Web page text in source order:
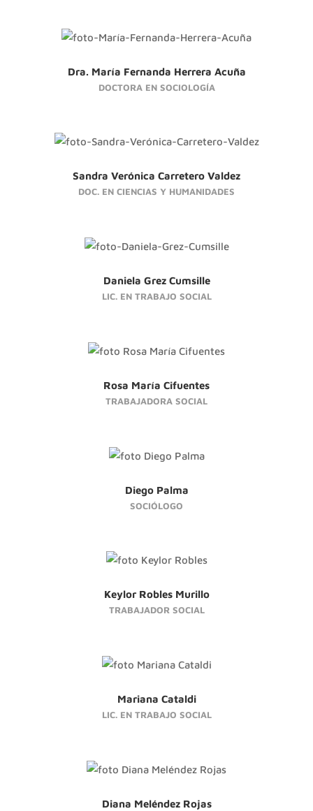
Dra. María Fernanda Herrera Acuña
DOCTORA EN SOCIOLOGÍA
Sandra Verónica Carretero Valdez
DOC. EN CIENCIAS Y HUMANIDADES
Daniela Grez Cumsille
LIC. EN TRABAJO SOCIAL
Rosa María Cifuentes
TRABAJADORA SOCIAL
Diego Palma
SOCIÓLOGO
Keylor Robles Murillo
TRABAJADOR SOCIAL
Mariana Cataldi
LIC. EN TRABAJO SOCIAL
Diana Meléndez Rojas